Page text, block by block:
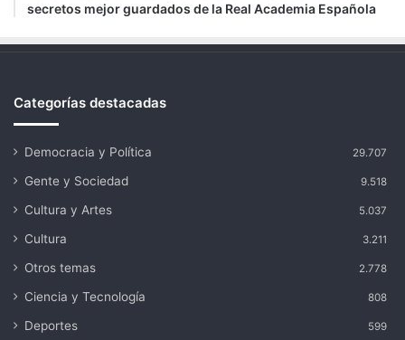
secretos mejor guardados de la Real Academia Española
Categorías destacadas
Democracia y Política 29.707
Gente y Sociedad 9.518
Cultura y Artes 5.037
Cultura 3.211
Otros temas 2.778
Ciencia y Tecnología 808
Deportes 599